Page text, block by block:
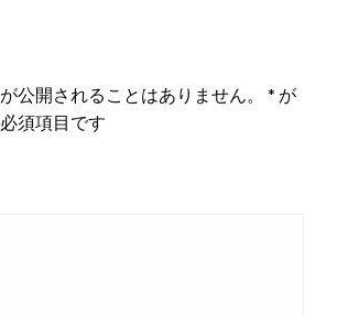
公開されることはありません。 * が
須項目です